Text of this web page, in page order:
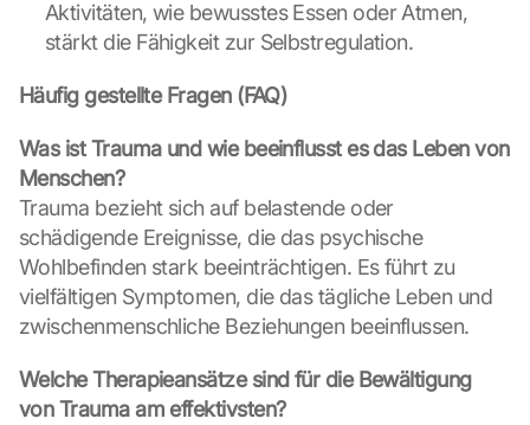
Aktivitäten, wie bewusstes Essen oder Atmen,
stärkt die Fähigkeit zur Selbstregulation.
Häufig gestellte Fragen (FAQ)
Was ist Trauma und wie beeinflusst es das Leben von
Menschen?
Trauma bezieht sich auf belastende oder
schädigende Ereignisse, die das psychische
Wohlbefinden stark beeinträchtigen. Es führt zu
vielfältigen Symptomen, die das tägliche Leben und
zwischenmenschliche Beziehungen beeinflussen.
Welche Therapieansätze sind für die Bewältigung
von Trauma am effektivsten?
o
g
e
b
e
r
t
r
a
n
n
d